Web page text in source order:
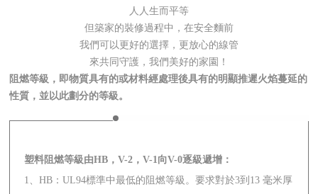
人人生而平等
但築家的裝修過程中，在安全麵前
我們可以更好的選擇， 更放心的線管
來共同守護，我們美好的家園！
阻燃等級，即物質具有的或材料經處理後具有的明顯推遲火焰蔓延的
性質，並以此劃分的等級。
塑料阻燃等級由HB，V-2，V-1向V-0逐級遞增：
1、HB：UL94標準中最低的阻燃等級。要求對於3到13 毫米厚